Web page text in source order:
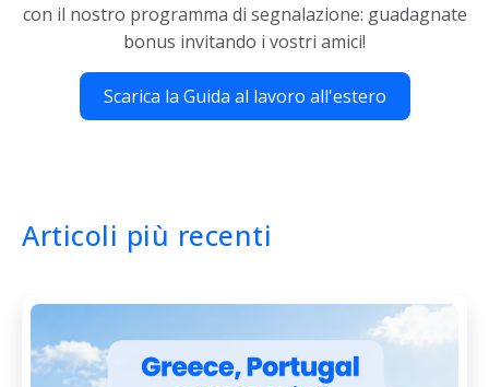
con il nostro programma di segnalazione: guadagnate
bonus invitando i vostri amici!
Scarica la Guida al lavoro all'estero
Articoli più recenti